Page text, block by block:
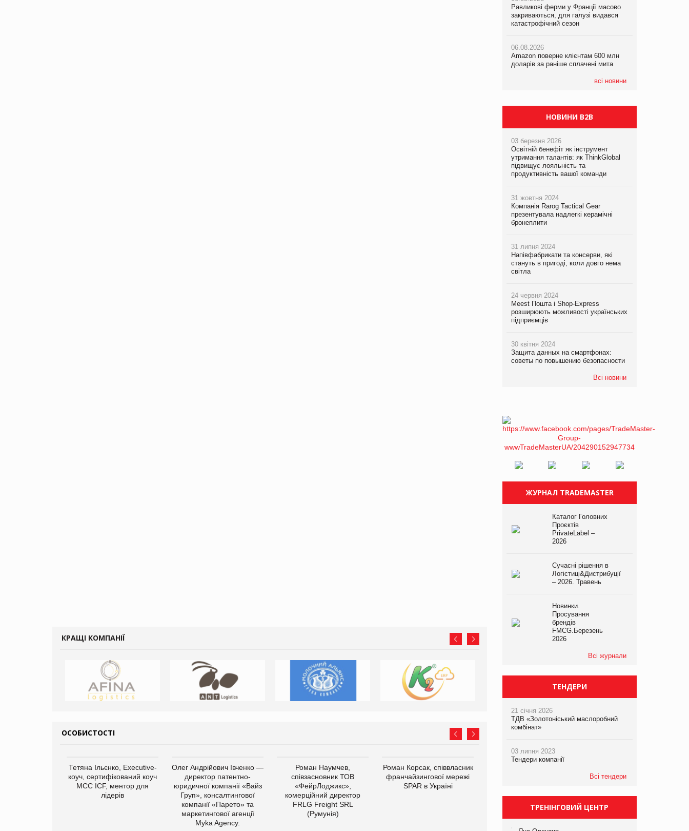
КРАЩІ КОМПАНІЇ
ОСОБИСТОСТІ
Тетяна Ільєнко, Executive-
коуч, сертифікований коуч
МСС ICF, ментор для
лідерів
Олег Андрійович Івченко —
директор патентно-
юридичної компанії «Вайз
Груп», консалтингової
компанії «Парето» та
маркетингової агенції
Myka Agency.
Роман Наумчев,
співзасновник ТОВ
«ФейрЛоджикс»,
комерційний директор
FRLG Freight SRL
(Румунія)
Роман Корсак, співвласник
франчайзингової мережі
SPAR в Україні
виробництва
компанії «УкраМарин»
Равликові ферми у Франції масово
закриваються, для галузі видався
катастрофічний сезон
06.08.2026
Amazon поверне клієнтам 600 млн
доларів за раніше сплачені мита
всі новини
05.08.2026
ТОКЕРИ
Сергій Лісунов про заморожені
Amazon поверне клієнтам 600 млн
доларів за раніше сплачені мита
У Євросоюзі набули чинності нові
правила щодо штучного інтелекту
НОВИНИ B2B
03 березня 2026
Освітній бенефіт як інструмент
утримання талантів: як ThinkGlobal
підвищує лояльність та
продуктивність вашої команди
31 жовтня 2024
Компанія Rarog Tactical Gear
презентувала надлегкі керамічні
бронеплити
31 липня 2024
Напівфабрикати та консерви, які
стануть в пригоді, коли довго нема
світла
24 червня 2024
Meest Пошта і Shop-Express
розширюють можливості українських
підприємців
30 квітня 2024
Защита данных на смартфонах:
советы по повышению безопасности
Всі новини
ЖУРНАЛ TRADEMASTER
Каталог Головних
Проєктів
PrivateLabel –
2026
Сучасні рішення в
Логістиці&Дистрибуції
– 2026. Травень
Новинки.
Просування
брендів
FMCG.Березень
2026
Всі журнали
ТЕНДЕРИ
21 січня 2026
ТДВ «Золотоніський маслоробний
комбінат»
03 липня 2023
Тендери компанії
Всі тендери
ТРЕНІНГОВИЙ ЦЕНТР